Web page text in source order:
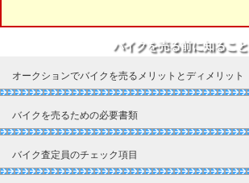
バイクを売る前に知ること
オークションでバイクを売るメリットとディメリット
バイクを売るための必要書類
バイク査定員のチェック項目